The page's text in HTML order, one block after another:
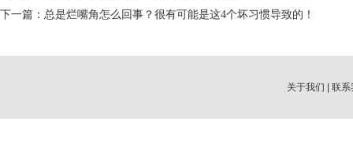
下一篇： 总是烂嘴角怎么回事？很有可能是这4个坏习惯导致的！
关于我们 联系